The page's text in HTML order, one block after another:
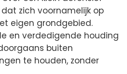
zich voornamelijk op
eigen grondgebied.
en verdedigende houding
buiten
te houden, zonder